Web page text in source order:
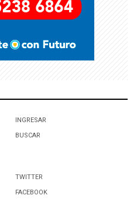
INGRESAR
BUSCAR
TWITTER
FACEBOOK